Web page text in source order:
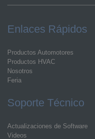
Enlaces Rápidos
Productos Automotores
Productos HVAC
Nosotros
Feria
Soporte Técnico
Actualizaciones de Software
Videos